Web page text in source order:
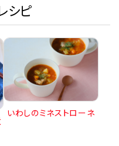
シピ
いわしのミネストローネ